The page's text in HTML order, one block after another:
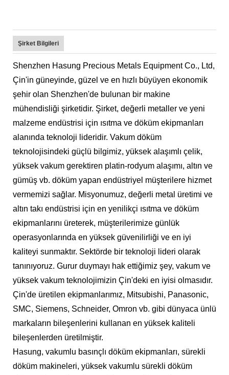
Şirket Bilgileri
Shenzhen Hasung Precious Metals Equipment Co., Ltd,
Çin'in güneyinde, güzel ve en hızlı büyüyen ekonomik
şehir olan Shenzhen'de bulunan bir makine
mühendisliği şirketidir. Şirket, değerli metaller ve yeni
malzeme endüstrisi için ısıtma ve döküm ekipmanları
alanında teknoloji lideridir. Vakum döküm
teknolojisindeki güçlü bilgimiz, yüksek alaşımlı çelik,
yüksek vakum gerektiren platin-rodyum alaşımı, altın ve
gümüş vb. döküm yapan endüstriyel müşterilere hizmet
vermemizi sağlar. Misyonumuz, değerli metal üretimi ve
altın takı endüstrisi için en yenilikçi ısıtma ve döküm
ekipmanlarını üreterek, müşterilerimize günlük
operasyonlarında en yüksek güvenilirliği ve en iyi
kaliteyi sunmaktır. Sektörde bir teknoloji lideri olarak
tanınıyoruz. Gurur duymayı hak ettiğimiz şey, vakum ve
yüksek vakum teknolojimizin Çin'deki en iyisi olmasıdır.
Çin'de üretilen ekipmanlarımız, Mitsubishi, Panasonic,
SMC, Siemens, Schneider, Omron vb. gibi dünyaca ünlü
markaların bileşenlerini kullanan en yüksek kaliteli
bileşenlerden üretilmiştir.
Hasung, vakumlu basınçlı döküm ekipmanları, sürekli
döküm makineleri, yüksek vakumlu sürekli döküm